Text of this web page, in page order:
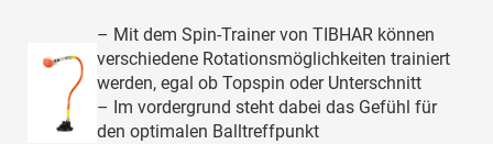
– Mit dem Spin-Trainer von TIBHAR können
verschiedene Rotationsmöglichkeiten trainiert
werden, egal ob Topspin oder Unterschnitt
– Im vordergrund steht dabei das Gefühl für
den optimalen Balltreffpunkt